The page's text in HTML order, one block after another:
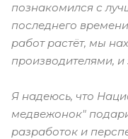
познакомился с
последнего
работ растёт, мы
производителями, и
Я надеюсь, что
медвежонок"
разработок и